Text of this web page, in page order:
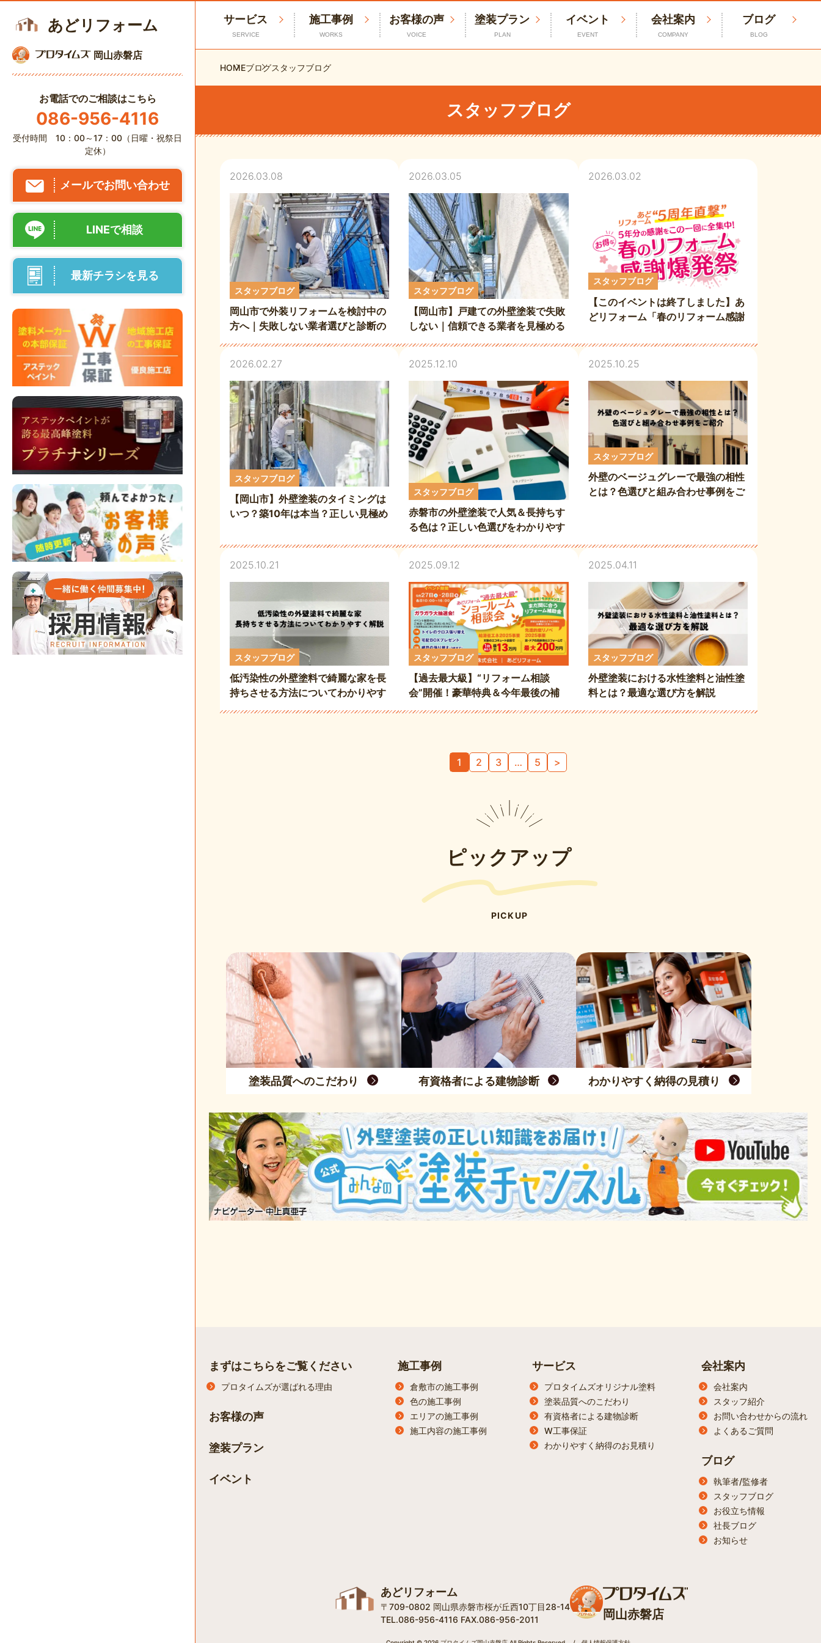
あどリフォーム
岡山赤磐店
お電話でのご相談はこちら
086-956-4116
受付時間 10：00～17：00（日曜・祝祭日
定休）
メールでお問い合わせ
LINEで相談
最新チラシを見る
サービス
SERVICE
施工事例
WORKS
お客様の声
VOICE
塗装プラン
PLAN
イベント
EVENT
会社案内
COMPANY
ブログ
BLOG
HOMEブログスタッフブログ
スタッフブログ
2026.03.08
スタッフブログ
岡山市で外装リフォームを検討中の
方へ｜失敗しない業者選びと診断の
重要性
2026.03.05
スタッフブログ
【岡山市】戸建ての外壁塗装で失敗
しない｜信頼できる業者を見極める
ポイント
2026.03.02
スタッフブログ
【このイベントは終了しました】あ
どリフォーム「春のリフォーム感謝
2026.02.27
スタッフブログ
【岡山市】外壁塗装のタイミングは
いつ？築10年は本当？正しい見極め
2025.12.10
スタッフブログ
赤磐市の外壁塗装で人気＆長持ちす
る色は？正しい色選びをわかりやす
く解説
2025.10.25
スタッフブログ
外壁のベージュグレーで最強の相性
とは？色選びと組み合わせ事例をご
2025.10.21
スタッフブログ
低汚染性の外壁塗料で綺麗な家を長
持ちさせる方法についてわかりやす
く解説
2025.09.12
スタッフブログ
【過去最大級】“リフォーム相談
会”開催！豪華特典＆今年最後の補
助金チャンス
2025.04.11
スタッフブログ
外壁塗装における水性塗料と油性塗
料とは？最適な選び方を解説
1 2 3 … 5 >
ピックアップ
PICKUP
塗装品質へのこだわり 有資格者による建物診断 わかりやすく納得の見積り
まずはこちらをご覧ください
プロタイムズが選ばれる理由
お客様の声
塗装プラン
イベント
施工事例
倉敷市の施工事例
色の施工事例
エリアの施工事例
施工内容の施工事例
サービス
プロタイムズオリジナル塗料
塗装品質へのこだわり
有資格者による建物診断
W工事保証
わかりやすく納得のお見積り
会社案内
会社案内
スタッフ紹介
お問い合わせからの流れ
よくあるご質問
ブログ
執筆者/監修者
スタッフブログ
お役立ち情報
社長ブログ
お知らせ
あどリフォーム
〒709-0802 岡山県赤磐市桜が丘西10丁目28-14
TEL.086-956-4116 FAX.086-956-2011
岡山赤磐店